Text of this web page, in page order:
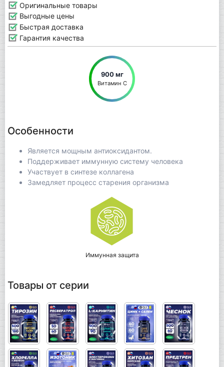
Оригинальные товары
Выгодные цены
Быстрая доставка
Гарантия качества
900 мг
Витамин С
Особенности
Является мощным антиоксидантом.
Поддерживает иммунную систему человека
Участвует в синтезе коллагена
Замедляет процесс старения организма
Иммунная защита
Товары от серии